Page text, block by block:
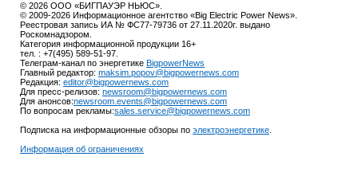
© 2026 ООО «БИГПАУЭР НЬЮС».
© 2009-2026 Информационное агентство «Big Electric Power News».
Реестровая запись ИА № ФС77-79736 от 27.11.2020г. выдано
Роскомнадзором.
Категория информационной продукции 16+
тел. : +7(495) 589-51-97.
Телеграм-канал по энергетике BigpowerNews
Главный редактор: maksim.popov@bigpowernews.com
Редакция: editor@bigpowernews.com
Для пресс-релизов: newsroom@bigpowernews.com
Для анонсов:newsroom.events@bigpowernews.com
По вопросам рекламы:sales.service@bigpowernews.com
Подписка на информационные обзоры по электроэнергетике
Информация об ограничениях